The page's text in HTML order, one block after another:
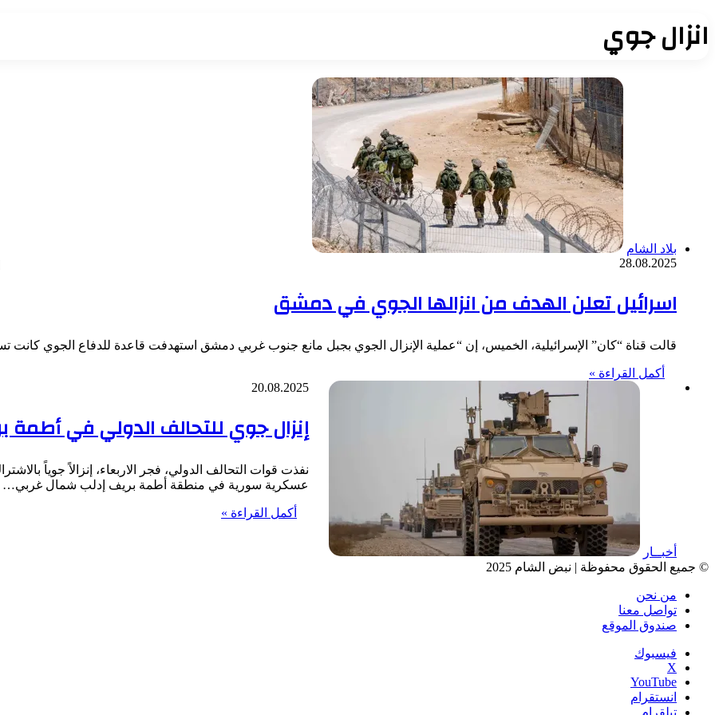
انزال جوي
بلاد الشام
28.08.2025
اسرائيل تعلن الهدف من انزالها الجوي في دمشق
قالت قناة “كان” الإسرائيلية، الخميس، إن “عملية الإنزال الجوي بجبل مانع جنوب غربي دمشق استهدفت قاعدة للدفاع الجوي كانت
أكمل القراءة »
أخبــار
20.08.2025
إنزال جوي للتحالف الدولي في أطمة
نفذت قوات التحالف الدولي، فجر الاربعاء، إنزالاً جوياً
عسكرية سورية في منطقة أطمة بريف إدلب شمال غربي…
أكمل القراءة »
© جميع الحقوق محفوظة | نبض الشام 2025
من نحن
تواصل معنا
صندوق الموقع
فيسبوك
‫X
‫YouTube
انستقرام
تيلقرام